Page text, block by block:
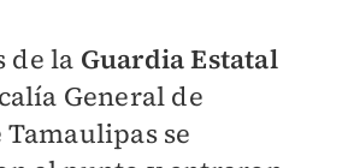
de la Guardia Estatal
General de
se